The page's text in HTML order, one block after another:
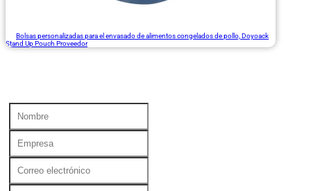
Bolsas personalizadas para el envasado de alimentos congelados de pollo, Doyoack
Stand Up Pouch Proveedor